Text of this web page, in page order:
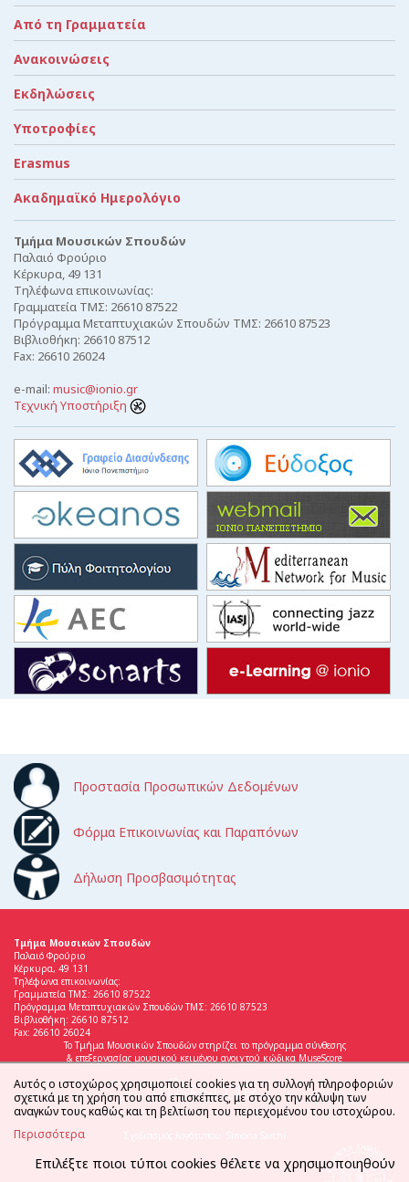
Από τη Γραμματεία
Ανακοινώσεις
Εκδηλώσεις
Υποτροφίες
Erasmus
Ακαδημαϊκό Ημερολόγιο
Τμήμα Μουσικών Σπουδών
Παλαιό Φρούριο
Κέρκυρα, 49 131
Τηλέφωνα επικοινωνίας:
Γραμματεία ΤΜΣ: 26610 87522
Πρόγραμμα Μεταπτυχιακών Σπουδών ΤΜΣ: 26610 87523
Βιβλιοθήκη: 26610 87512
Fax: 26610 26024
e-mail: music@ionio.gr
Τεχνική Υποστήριξη
Προστασία Προσωπικών Δεδομένων
Φόρμα Επικοινωνίας και Παραπόνων
Δήλωση Προσβασιμότητας
Τμήμα Μουσικών Σπουδών
Παλαιό Φρούριο
Κέρκυρα, 49 131
Τηλέφωνα επικοινωνίας:
Γραμματεία ΤΜΣ: 26610 87522
Πρόγραμμα Μεταπτυχιακών Σπουδών ΤΜΣ: 26610 87523
Βιβλιοθήκη: 26610 87512
Fax: 26610 26024
Το Τμήμα Μουσικών Σπουδών στηρίζει το πρόγραμμα σύνθεσης
& επεξεργασίας μουσικού κειμένου ανοιχτού κώδικα MuseScore
Αυτός ο ιστοχώρος χρησιμοποιεί cookies για τη συλλογή πληροφοριών
σχετικά με τη χρήση του από επισκέπτες, με στόχο την κάλυψη των
αναγκών τους καθώς και τη βελτίωση του περιεχομένου του ιστοχώρου.
Περισσότερα
Επιλέξτε ποιοι τύποι cookies θέλετε να χρησιμοποιηθούν